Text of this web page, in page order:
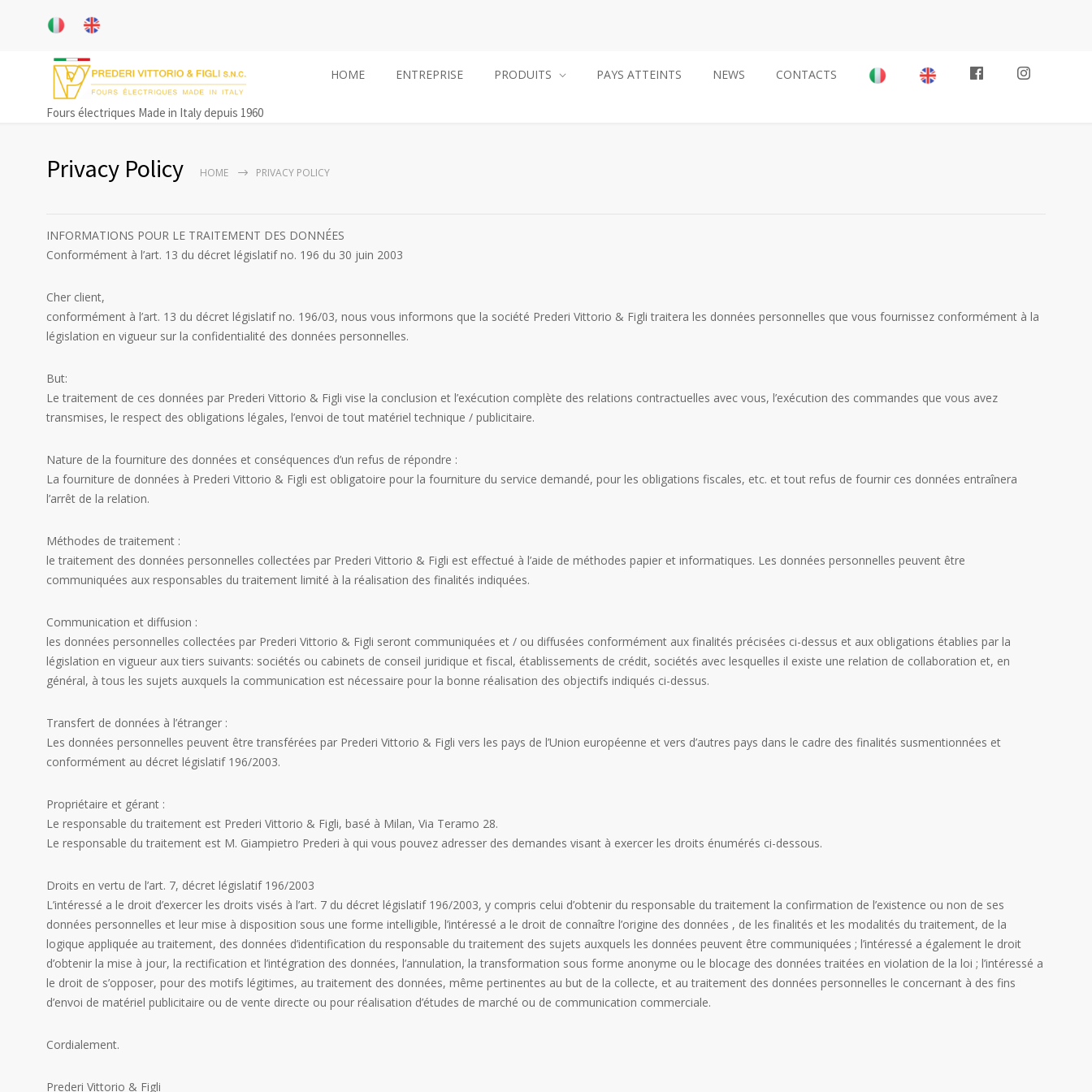
Fours électriques Made in Italy depuis 1960
HOME ENTREPRISE PRODUITS PAYS ATTEINTS NEWS CONTACTS
Privacy Policy HOME PRIVACY POLICY
INFORMATIONS POUR LE TRAITEMENT DES DONNÉES
Conformément à l’art. 13 du décret législatif no. 196 du 30 juin 2003
Cher client,
conformément à l’art. 13 du décret législatif no. 196/03, nous vous informons que la société Prederi Vittorio & Figli traitera les données personnelles que vous fournissez conformément à la
législation en vigueur sur la confidentialité des données personnelles.
But:
Le traitement de ces données par Prederi Vittorio & Figli vise la conclusion et l’exécution complète des relations contractuelles avec vous, l’exécution des commandes que vous avez
transmises, le respect des obligations légales, l’envoi de tout matériel technique / publicitaire.
Nature de la fourniture des données et conséquences d’un refus de répondre :
La fourniture de données à Prederi Vittorio & Figli est obligatoire pour la fourniture du service demandé, pour les obligations fiscales, etc. et tout refus de fournir ces données entraînera
l’arrêt de la relation.
Méthodes de traitement :
le traitement des données personnelles collectées par Prederi Vittorio & Figli est effectué à l’aide de méthodes papier et informatiques. Les données personnelles peuvent être
communiquées aux responsables du traitement limité à la réalisation des finalités indiquées.
Communication et diffusion :
les données personnelles collectées par Prederi Vittorio & Figli seront communiquées et / ou diffusées conformément aux finalités précisées ci-dessus et aux obligations établies par la
législation en vigueur aux tiers suivants: sociétés ou cabinets de conseil juridique et fiscal, établissements de crédit, sociétés avec lesquelles il existe une relation de collaboration et, en
général, à tous les sujets auxquels la communication est nécessaire pour la bonne réalisation des objectifs indiqués ci-dessus.
Transfert de données à l’étranger :
Les données personnelles peuvent être transférées par Prederi Vittorio & Figli vers les pays de l’Union européenne et vers d’autres pays dans le cadre des finalités susmentionnées et
conformément au décret législatif 196/2003.
Propriétaire et gérant :
Le responsable du traitement est Prederi Vittorio & Figli, basé à Milan, Via Teramo 28.
Le responsable du traitement est M. Giampietro Prederi à qui vous pouvez adresser des demandes visant à exercer les droits énumérés ci-dessous.
Droits en vertu de l’art. 7, décret législatif 196/2003
L’intéressé a le droit d’exercer les droits visés à l’art. 7 du décret législatif 196/2003, y compris celui d’obtenir du responsable du traitement la confirmation de l’existence ou non de ses
données personnelles et leur mise à disposition sous une forme intelligible, l’intéressé a le droit de connaître l’origine des données , de les finalités et les modalités du traitement, de la
logique appliquée au traitement, des données d’identification du responsable du traitement des sujets auxquels les données peuvent être communiquées ; l’intéressé a également le droit
d’obtenir la mise à jour, la rectification et l’intégration des données, l’annulation, la transformation sous forme anonyme ou le blocage des données traitées en violation de la loi ; l’intéressé a
le droit de s’opposer, pour des motifs légitimes, au traitement des données, même pertinentes au but de la collecte, et au traitement des données personnelles le concernant à des fins
d’envoi de matériel publicitaire ou de vente directe ou pour réalisation d’études de marché ou de communication commerciale.
Cordialement.
Prederi Vittorio & Figli